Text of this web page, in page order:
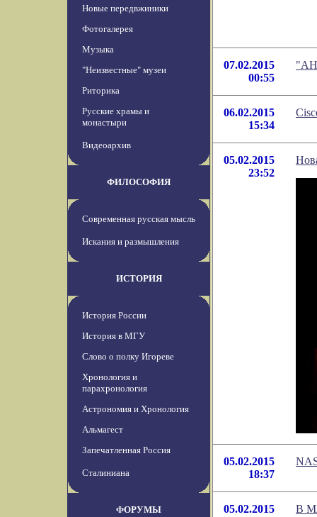
Новые передвжиники
Фотогалерея
Музыка
"Неизвестные" музеи
Риторика
Русские храмы и
монастыри
Видеоархив
ФИЛОСОФИЯ
Современная русская мысль
Искания и размышления
ИСТОРИЯ
История России
История в МГУ
Слово о полку Игореве
Хронология и
парахронология
Астрономия и Хронология
Альмагест
Запечатленная Россия
Сталиниана
ФОРУМЫ
07.02.2015
00:55
06.02.2015
15:34
05.02.2015
23:52
05.02.2015
18:37
05.02.2015
В